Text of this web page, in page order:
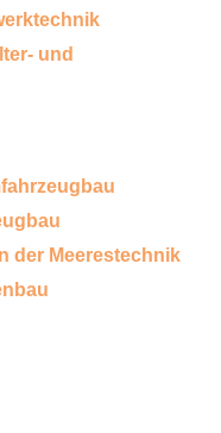
und
der Meerestechnik